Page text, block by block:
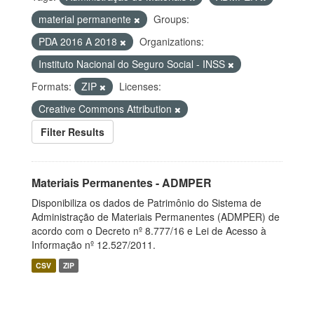
material permanente
Groups:
PDA 2016 A 2018
Organizations:
Instituto Nacional do Seguro Social - INSS
Formats:
ZIP
Licenses:
Creative Commons Attribution
Filter Results
Materiais Permanentes - ADMPER
Disponibiliza os dados de Patrimônio do Sistema de
Administração de Materiais Permanentes (ADMPER) de
acordo com o Decreto nº 8.777/16 e Lei de Acesso à
Informação nº 12.527/2011.
CSV ZIP